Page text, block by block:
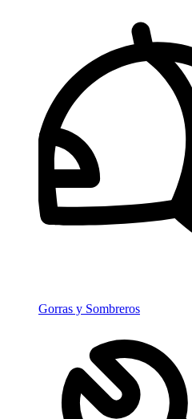
Gorras y Sombreros